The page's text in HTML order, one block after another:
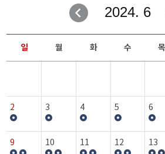
2024. 6
일 월 화 수 목
2 3 4 5 6
9 10 11 12 13